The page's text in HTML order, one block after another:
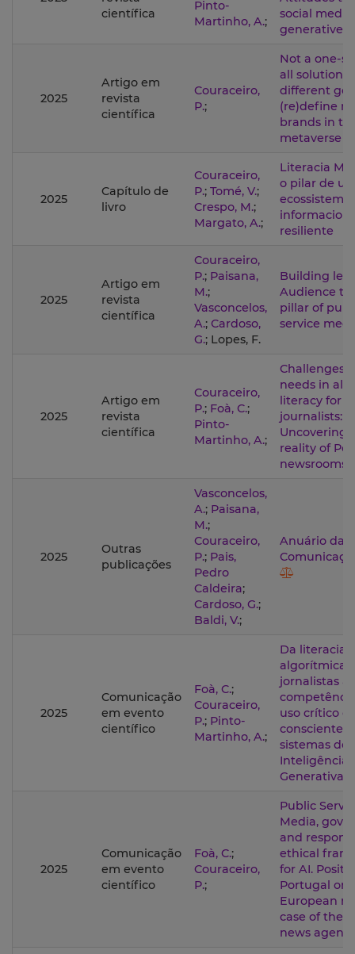
científica
Pinto-
Martinho, A.;
social
generative
2025
Artigo em
revista
científica
Couraceiro,
P.;
Not a one-
all solution:
different
(re)define
brands in
metaverse
2025
Capítulo de
livro
Couraceiro,
P.; Tomé, V.;
Crespo, M.;
Margato, A.;
Literacia
o pilar de
ecossistema
resiliente
2025
Artigo em
revista
científica
Couraceiro,
P.; Paisana,
M.;
Vasconcelos,
A.; Cardoso,
G.; Lopes, F.
Building
Audience
pillar of
service
2025
Artigo em
revista
científica
Couraceiro,
P.; Foà, C.;
Pinto-
Martinho, A.;
Challenges
needs in
literacy for
journalists:
Uncovering
reality of
newsrooms
2025
Outras
publicações
Vasconcelos,
A.; Paisana,
M.;
Couraceiro,
P.; Pais,
Pedro
Caldeira;
Cardoso, G.;
Baldi, V.;
Anuário da
2025
Comunicação
em evento
científico
Foà, C.;
Couraceiro,
P.; Pinto-
Martinho, A.;
Da literacia
algorítmica
jornalistas às
uso crítico e
consciente
sistemas de
Inteligência
Generativa
2025
Comunicação
em evento
científico
Foà, C.;
Couraceiro,
P.;
Public
Media,
and
ethical
for AI.
Portugal on
European
case of the
news